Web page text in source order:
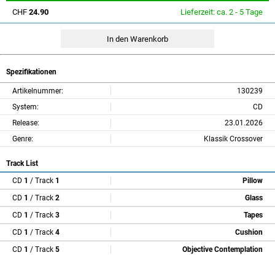
CHF 24.90 Lieferzeit: ca. 2 - 5 Tage
Spezifikationen
Artikelnummer:
130239
System:
CD
Release:
23.01.2026
Genre:
Klassik Crossover
Track List
CD 1 / Track 1
Pillow
CD 1 / Track 2
Glass
CD 1 / Track 3
Tapes
CD 1 / Track 4
Cushion
CD 1 / Track 5
Objective Contemplation